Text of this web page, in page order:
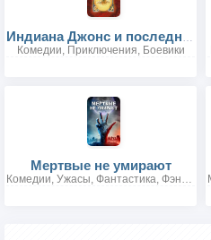
Индиана Джонс и последний крестовый поход
Комедии, Приключения, Боевики
Мертвые не умирают
Комедии, Ужасы, Фантастика, Фэнтези